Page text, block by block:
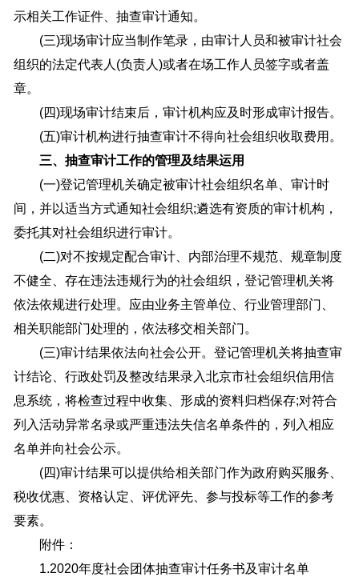
示相关工作证件、抽查审计通知。
(三)现场审计应当制作笔录，由审计人员和被审计社会
组织的法定代表人(负责人)或者在场工作人员签字或者盖
章。
(四)现场审计结束后，审计机构应及时形成审计报告。
(五)审计机构进行抽查审计不得向社会组织收取费用。
三、抽查审计工作的管理及结果运用
(一)登记管理机关确定被审计社会组织名单、审计时
间，并以适当方式通知社会组织;遴选有资质的审计机构，
委托其对社会组织进行审计。
(二)对不按规定配合审计、内部治理不规范、规章制度
不健全、存在违法违规行为的社会组织，登记管理机关将
依法依规进行处理。应由业务主管单位、行业管理部门、
相关职能部门处理的，依法移交相关部门。
(三)审计结果依法向社会公开。登记管理机关将抽查审
计结论、行政处罚及整改结果录入北京市社会组织信用信
息系统，将检查过程中收集、形成的资料归档保存;对符合
列入活动异常名录或严重违法失信名单条件的，列入相应
名单并向社会公示。
(四)审计结果可以提供给相关部门作为政府购买服务、
税收优惠、资格认定、评优评先、参与投标等工作的参考
要素。
附件：
1.2020年度社会团体抽查审计任务书及审计名单